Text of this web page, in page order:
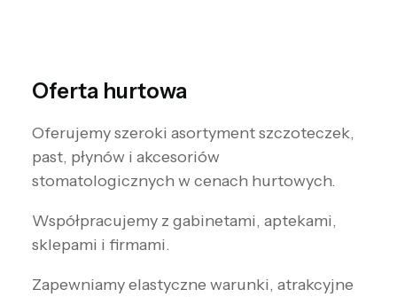
Oferta hurtowa
Oferujemy szeroki asortyment szczoteczek,
past, płynów i akcesoriów
stomatologicznych w cenach hurtowych.
Współpracujemy z gabinetami, aptekami,
sklepami i firmami.
Zapewniamy elastyczne warunki, atrakcyjne